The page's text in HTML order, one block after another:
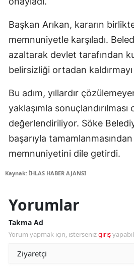
Başkan Arıkan, kararın birlikte
memnuniyetle karşıladı.
azaltarak devlet tarafından
belirsizliği ortadan
Bu adım, yıllardır
yaklaşımla sonuçlandırılması
değerlendiriliyor. Söke
başarıyla tamamlanmasından
memnuniyetini dile getirdi.
Kaynak: İHLAS HABER AJANSI
Yorumlar
Takma Ad
Yorum yapmak için, istersenizgiriş